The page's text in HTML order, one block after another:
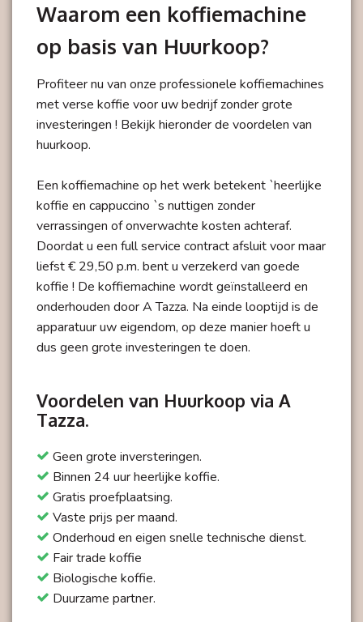
Waarom een koffiemachine
op basis van Huurkoop?
Profiteer nu van onze professionele koffiemachines
met verse koffie voor uw bedrijf zonder grote
investeringen ! Bekijk hieronder de voordelen van
huurkoop.
Een koffiemachine op het werk betekent `heerlijke
koffie en cappuccino `s nuttigen zonder
verrassingen of onverwachte kosten achteraf.
Doordat u een full service contract afsluit voor maar
liefst € 29,50 p.m. bent u verzekerd van goede
koffie ! De koffiemachine wordt geïnstalleerd en
onderhouden door A Tazza. Na einde looptijd is de
apparatuur uw eigendom, op deze manier hoeft u
dus geen grote investeringen te doen.
Voordelen van Huurkoop via A
Tazza.
Geen grote inversteringen.
Binnen 24 uur heerlijke koffie.
Gratis proefplaatsing.
Vaste prijs per maand.
Onderhoud en eigen snelle technische dienst.
Fair trade koffie
Biologische koffie.
Duurzame partner.